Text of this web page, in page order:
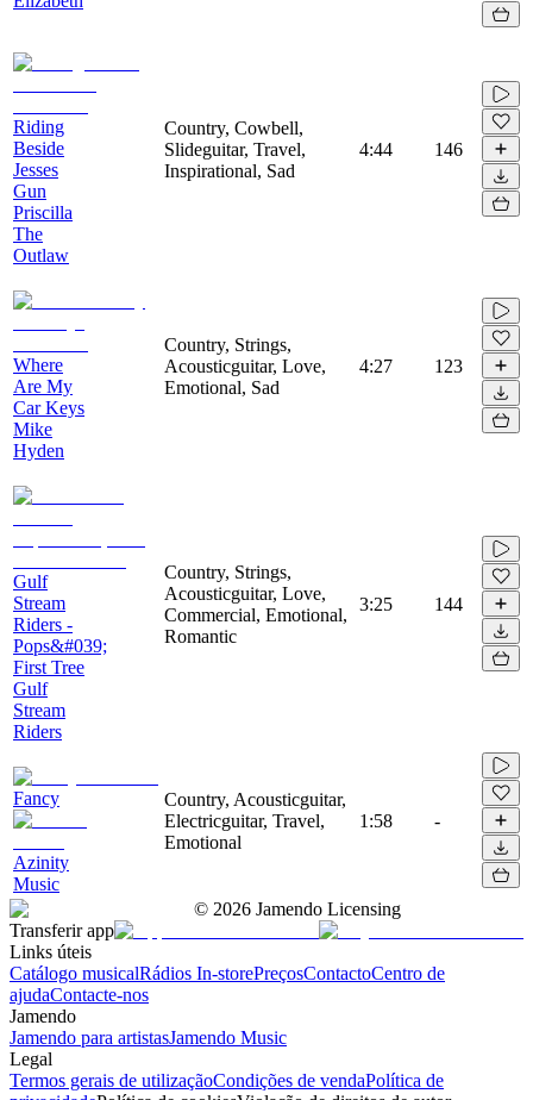
Riding
Beside
Jesses
Gun
Priscilla
The
Outlaw
Country, Cowbell,
Slideguitar, Travel,
Inspirational, Sad
4:44 146
Where
Are My
Car Keys
Mike
Hyden
Country, Strings,
Acousticguitar, Love,
Emotional, Sad
4:27 123
Gulf
Stream
Riders -
Pops&#039;
First Tree
Gulf
Stream
Riders
Country, Strings,
Acousticguitar, Love,
Commercial, Emotional,
Romantic
3:25 144
Fancy
Azinity
Music
Country, Acousticguitar,
Electricguitar, Travel,
Emotional
1:58 -
© 2026 Jamendo Licensing
Transferir app
Links úteis
Catálogo musicalRádios In-storePreçosContactoCentro de
ajudaContacte-nos
Jamendo
Jamendo para artistasJamendo Music
Legal
Termos gerais de utilizaçãoCondições de vendaPolítica de